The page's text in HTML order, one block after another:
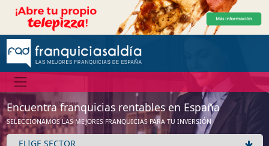
Encuentra franquicias rentables en España
SELECCIONAMOS LAS MEJORES FRANQUICIAS PARA TU INVERSIÓN